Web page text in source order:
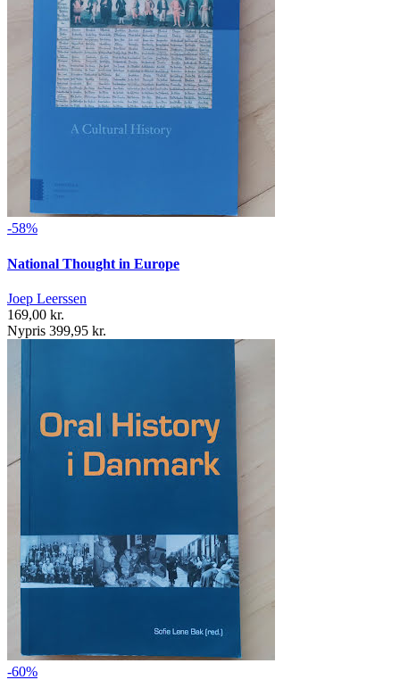
-58%
National Thought in Europe
Joep Leerssen
169,00 kr.
Nypris 399,95 kr.
-60%